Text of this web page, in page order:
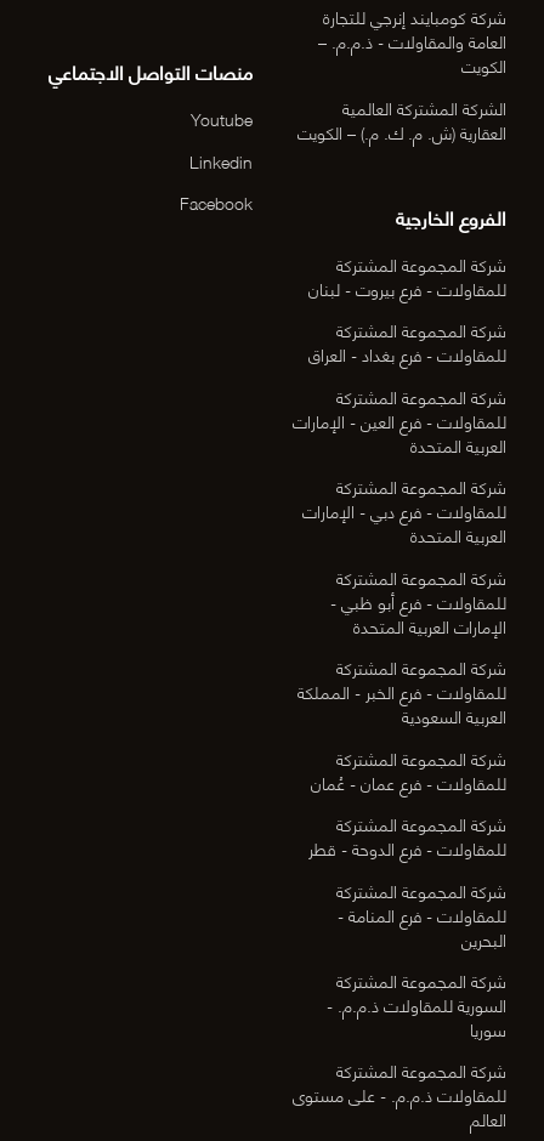
شركة كومبايند إنرجي للتجارة
العامة والمقاولات - ذ.م.م. –
الكويت
الشركة المشتركة العالمية
العقارية (ش. م. ك. م.) – الكويت
الفروع الخارجية
شركة المجموعة المشتركة
للمقاولات - فرع بيروت - لبنان
شركة المجموعة المشتركة
للمقاولات - فرع بغداد - العراق
شركة المجموعة المشتركة
للمقاولات - فرع العين - الإمارات
العربية المتحدة
شركة المجموعة المشتركة
للمقاولات - فرع دبي - الإمارات
العربية المتحدة
شركة المجموعة المشتركة
للمقاولات - فرع أبو ظبي -
الإمارات العربية المتحدة
شركة المجموعة المشتركة
للمقاولات - فرع الخبر - المملكة
العربية السعودية
شركة المجموعة المشتركة
للمقاولات - فرع عمان - عُمان
شركة المجموعة المشتركة
للمقاولات - فرع الدوحة - قطر
شركة المجموعة المشتركة
للمقاولات - فرع المنامة -
البحرين
شركة المجموعة المشتركة
السورية للمقاولات ذ.م.م. -
سوريا
شركة المجموعة المشتركة
للمقاولات ذ.م.م. - على مستوى
العالم
منصات التواصل الاجتماعي
Youtube
Linkedin
Facebook